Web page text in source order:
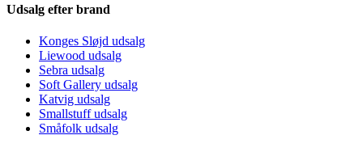
Udsalg efter brand
Konges Sløjd udsalg
Liewood udsalg
Sebra udsalg
Soft Gallery udsalg
Katvig udsalg
Smallstuff udsalg
Småfolk udsalg